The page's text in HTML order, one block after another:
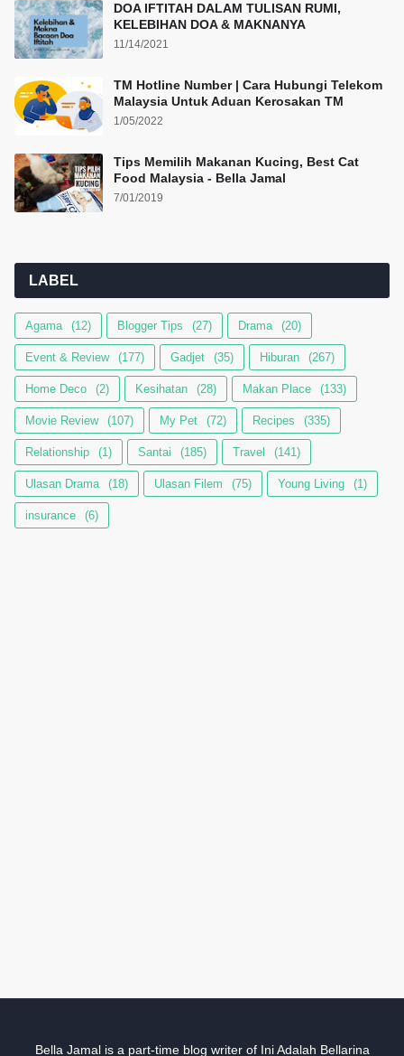
DOA IFTITAH DALAM TULISAN RUMI,
KELEBIHAN DOA & MAKNANYA
11/14/2021
TM Hotline Number | Cara Hubungi Telekom
Malaysia Untuk Aduan Kerosakan TM
1/05/2022
Tips Memilih Makanan Kucing, Best Cat
Food Malaysia - Bella Jamal
7/01/2019
LABEL
Agama (12) Blogger Tips (27) Drama (20)
Event & Review (177) Gadjet (35) Hiburan (267)
Home Deco (2) Kesihatan (28) Makan Place (133)
Movie Review (107) My Pet (72) Recipes (335)
Relationship (1) Santai (185) Travel (141)
Ulasan Drama (18) Ulasan Filem (75) Young Living (1)
insurance (6)
Bella Jamal is a part-time blog writer of Ini Adalah Bellarina